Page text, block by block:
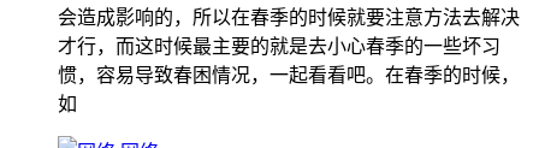
会造成影响的，所以在春季的时候就要注意方法去解决
才行，而这时候最主要的就是去小心春季的一些坏习
惯，容易导致春困情况，一起看看吧。在春季的时候，
如